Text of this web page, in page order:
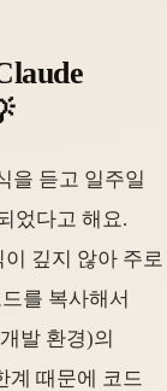
을 듣고 일주일
었다고 해요.
깊지 않아 주로
를 복사해서
발 환경)의
계 때문에 코드